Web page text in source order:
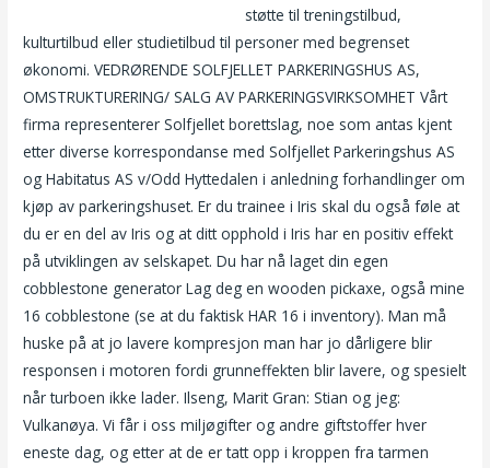
støtte til treningstilbud,
kulturtilbud eller studietilbud til personer med begrenset
økonomi. VEDRØRENDE SOLFJELLET PARKERINGSHUS AS,
OMSTRUKTURERING/ SALG AV PARKERINGSVIRKSOMHET Vårt
firma representerer Solfjellet borettslag, noe som antas kjent
etter diverse korrespondanse med Solfjellet Parkeringshus AS
og Habitatus AS v/Odd Hyttedalen i anledning forhandlinger om
kjøp av parkeringshuset. Er du trainee i Iris skal du også føle at
du er en del av Iris og at ditt opphold i Iris har en positiv effekt
på utviklingen av selskapet. Du har nå laget din egen
cobblestone generator Lag deg en wooden pickaxe, også mine
16 cobblestone (se at du faktisk HAR 16 i inventory). Man må
huske på at jo lavere kompresjon man har jo dårligere blir
responsen i motoren fordi grunneffekten blir lavere, og spesielt
når turboen ikke lader. Ilseng, Marit Gran: Stian og jeg:
Vulkanøya. Vi får i oss miljøgifter og andre giftstoffer hver
eneste dag, og etter at de er tatt opp i kroppen fra tarmen